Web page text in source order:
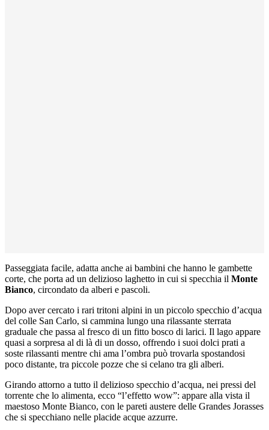
Passeggiata facile, adatta anche ai bambini che hanno le gambette
corte, che porta ad un delizioso laghetto in cui si specchia il Monte
Bianco, circondato da alberi e pascoli.
Dopo aver cercato i rari tritoni alpini in un piccolo specchio d’acqua
del colle San Carlo, si cammina lungo una rilassante sterrata
graduale che passa al fresco di un fitto bosco di larici. Il lago appare
quasi a sorpresa al di là di un dosso, offrendo i suoi dolci prati a
soste rilassanti mentre chi ama l’ombra può trovarla spostandosi
poco distante, tra piccole pozze che si celano tra gli alberi.
Girando attorno a tutto il delizioso specchio d’acqua, nei pressi del
torrente che lo alimenta, ecco “l’effetto wow”: appare alla vista il
maestoso Monte Bianco, con le pareti austere delle Grandes Jorasses
che si specchiano nelle placide acque azzurre.